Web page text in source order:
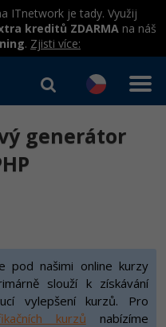
ITnetwork je tady. Využij
kreditů ZDARMAna náš
. Zjisti více:
- OOP
generátor
pod našimi online kurzy
slouží k získávání
vylepšení kurzů. Pro
kurzů nabízíme